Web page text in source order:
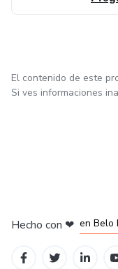
El contenido de este
Si ves informaciones
Hecho con ❤ en Belo